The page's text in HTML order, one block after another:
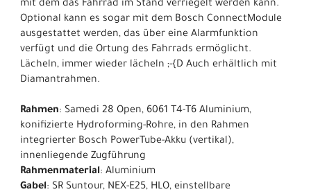
mit dem das Fahrrad im Stand verriegelt werden kann.
Optional kann es sogar mit dem Bosch ConnectModule
ausgestattet werden, das über eine Alarmfunktion
verfügt und die Ortung des Fahrrads ermöglicht.
Lächeln, immer wieder lächeln ;-{D Auch erhältlich mit
Diamantrahmen.
Rahmen: Samedi 28 Open, 6061 T4-T6 Aluminium,
konifizierte Hydroforming-Rohre, in den Rahmen
integrierter Bosch PowerTube-Akku (vertikal),
innenliegende Zugführung
Rahmenmaterial: Aluminium
Gabel: SR Suntour, NEX-E25, HLO, einstellbare